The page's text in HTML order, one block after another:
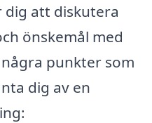
dig att diskutera
önskemål med
punkter som
dig av en